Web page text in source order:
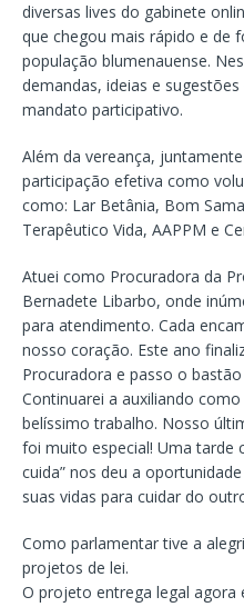
diversas lives do gabinete
que chegou mais rápido e de
população blumenauense.
demandas, ideias e
mandato participativo.
Além da vereança,
participação efetiva como
como: Lar Betânia, Bom
Terapêutico Vida, AAPPM e
Atuei como Procuradora da
Bernadete Libarbo, onde
para atendimento. Cada
nosso coração. Este ano
Procuradora e passo o
Continuarei a auxiliando
belíssimo trabalho. Nosso
foi muito especial! Uma tarde
cuida” nos deu a
suas vidas para cuidar do
Como parlamentar tive a
projetos de lei.
O projeto entrega legal agora